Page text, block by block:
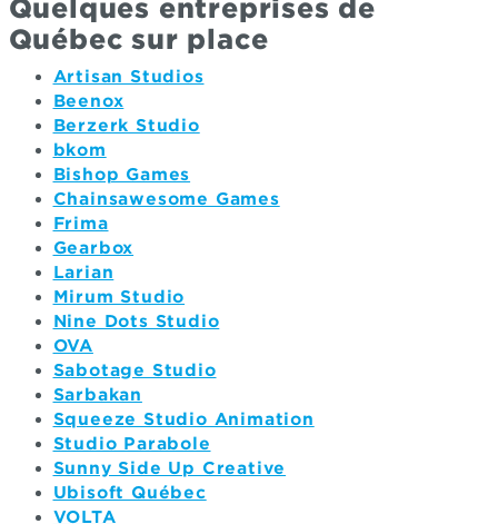
Quelques entreprises de
Québec sur place
Artisan Studios
Beenox
Berzerk Studio
bkom
Bishop Games
Chainsawesome Games
Frima
Gearbox
Larian
Mirum Studio
Nine Dots Studio
OVA
Sabotage Studio
Sarbakan
Squeeze Studio Animation
Studio Parabole
Sunny Side Up Creative
Ubisoft Québec
VOLTA